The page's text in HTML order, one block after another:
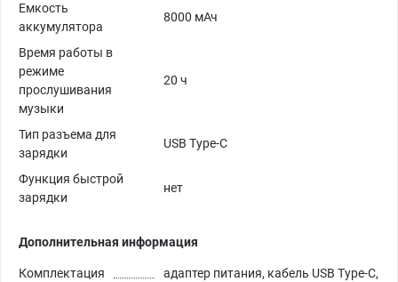
Емкость
аккумулятора
8000 мАч
Время работы в
режиме
прослушивания
музыки
20 ч
Тип разъема для
зарядки
USB Type-C
Функция быстрой
зарядки
нет
Дополнительная информация
Комплектация
адаптер питания, кабель USB Type-C,